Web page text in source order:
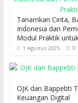
Tanamkan Cinta,
Indonesia dan
Modul Praktik
1 Agustus 2025 0
OJK dan Bappebti
Keuangan Digital